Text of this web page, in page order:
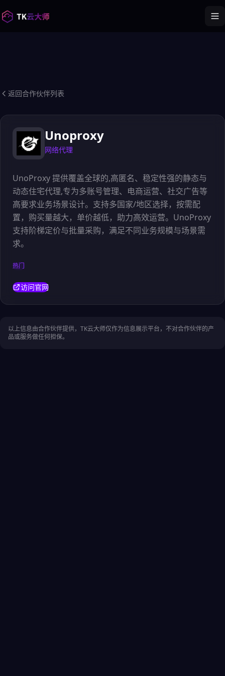
返回合作伙伴列表
Unoproxy
网络代理
UnoProxy 提供覆盖全球的,高匿名、稳定性强的静态与
动态住宅代理,专为多账号管理、电商运营、社交广告等
高要求业务场景设计。支持多国家/地区选择，按需配
置，购买量越大，单价越低，助力高效运营。UnoProxy
支持阶梯定价与批量采购，满足不同业务规模与场景需
求。
热门
访问官网
以上信息由合作伙伴提供，TK云大师仅作为信息展示平台，不对合作伙伴的产
品或服务做任何担保。